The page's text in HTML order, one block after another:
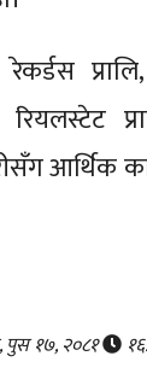
रियलस्टेट
आर्थिक
पुस १७, २०८१